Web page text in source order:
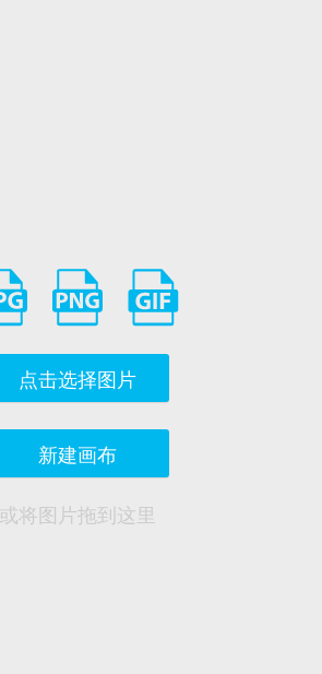
点击选择图片
新建画布
或将图片拖到这里